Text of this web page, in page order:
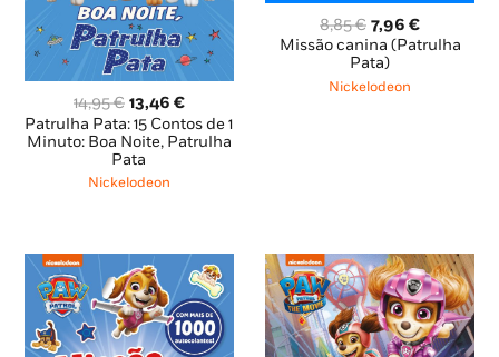
14,95€ O
preço
original
era:
14,95 €.
13,46 €O
preço
atual
Patrulha Pata: 15 Contos de 1
Minuto: Boa Noite, Patrulha
Pata
Nickelodeon
8,85€ O
preço
original
era:
7,96€O
preço
Missão canina (Patrulha
Pata)
Nickelodeon